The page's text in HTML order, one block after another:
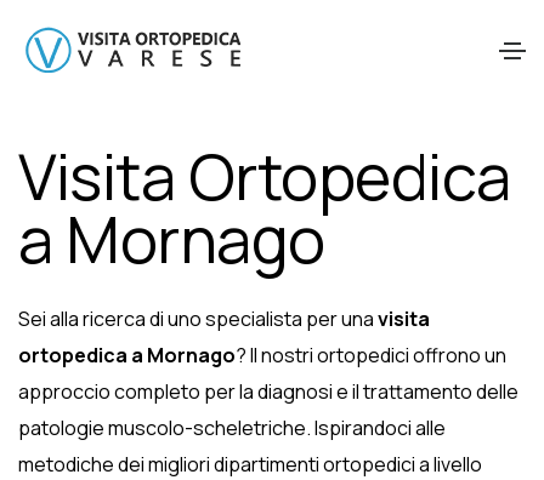
Visita Ortopedica
a Mornago
Sei alla ricerca di uno specialista per unavisita
ortopedica a Mornago? Il nostri ortopedici offrono un
approccio completo per la diagnosi e il trattamento delle
patologie muscolo-scheletriche. Ispirandoci alle
metodiche dei migliori dipartimenti ortopedici a livello